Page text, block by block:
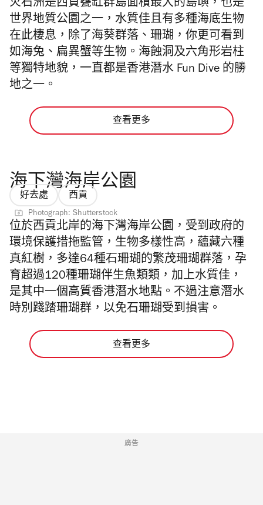
火石洲是西貢甕缸群島面積最大的島嶼，也是
世界地質公園之一，水質佳且有多種海底生物
在此棲息，除了海葵群落、珊瑚，你更可看到
如海兔、扁異蟹等生物。海蝕洞及六角形岩柱
等獨特地貌，一直都是香港潛水 Fun Dive 的勝
地之一。
查看更多
海下灣海岸公園
好去處 西貢
Photograph: Shutterstock
位於西貢北岸的海下灣海岸公園，受到政府的
環境保護措拖監管，生物多樣性高，蘊藏六種
真紅樹，多達64種石珊瑚的繁茂珊瑚群落，孕
育超過120種珊瑚伴生魚類類，加上水質佳，
是其中一個高質香港潛水地點 。不過注意潛水
時別踐踏珊瑚群，以免石珊瑚受到損害。
查看更多
廣告